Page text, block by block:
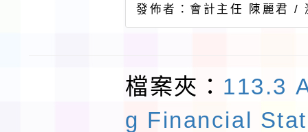
發佈者：會計主任 陳麗君 /
檔案夾： 113.3
g Financial